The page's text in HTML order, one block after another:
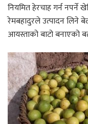
नियमित हेरचाह गर्न
रेमबहादुरले उत्पादन लिने
आयस्ताको बाटो बनाएको